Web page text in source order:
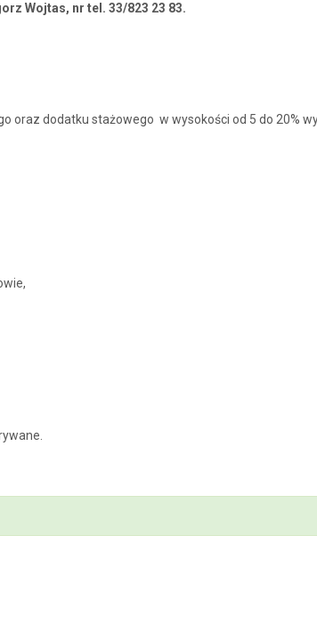
Wojtas, nr tel. 33/823 23 83.
oraz dodatku stażowego w wysokości od 5 do 20%